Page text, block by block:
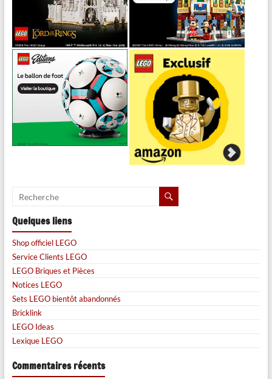
Quelques liens
Shop officiel LEGO
Service Clients LEGO
LEGO Briques et Pièces
Notices LEGO
Sets LEGO bientôt abandonnés
Bricklink
LEGO Ideas
Lexique LEGO
Commentaires récents